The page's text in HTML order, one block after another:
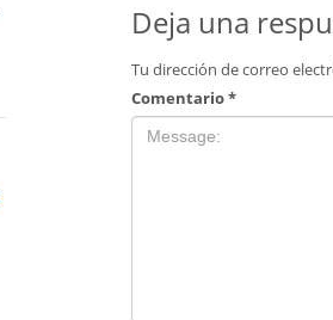
Deja una
Tu dirección de correo
Comentario*